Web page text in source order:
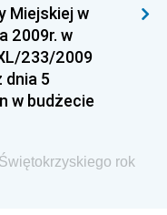
i Polityki
Państwowych
i Głównego
Miejskiej w
2009r. w
233/2009
dnia 5
w budżecie
rok